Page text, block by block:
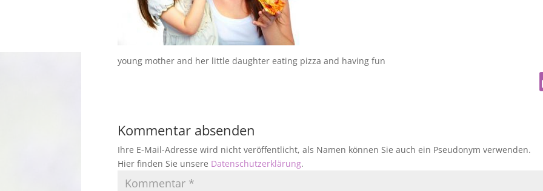
young mother and her little daughter eating pizza and having fun
Kommentar absenden
Ihre E-Mail-Adresse wird nicht veröffentlicht, als Namen können Sie auch ein Pseudonym verwenden.
Hier finden Sie unsere Datenschutzerklärung.